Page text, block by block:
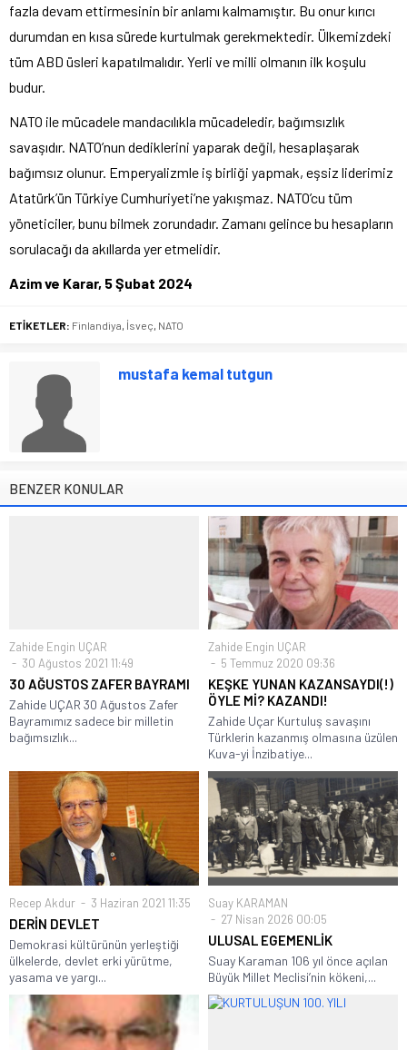
fazla devam ettirmesinin bir anlamı kalmamıştır. Bu onur kırıcı
durumdan en kısa sürede kurtulmak gerekmektedir. Ülkemizdeki
tüm ABD üsleri kapatılmalıdır. Yerli ve milli olmanın ilk koşulu
budur.
NATO ile mücadele mandacılıkla mücadeledir, bağımsızlık
savaşıdır. NATO’nun dediklerini yaparak değil, hesaplaşarak
bağımsız olunur. Emperyalizmle iş birliği yapmak, eşsiz liderimiz
Atatürk’ün Türkiye Cumhuriyeti’ne yakışmaz. NATO’cu tüm
yöneticiler, bunu bilmek zorundadır. Zamanı gelince bu hesapların
sorulacağı da akıllarda yer etmelidir.
Azim ve Karar, 5 Şubat 2024
ETİKETLER: Finlandiya İsveç NATO
mustafa kemal tutgun
BENZER KONULAR
Zahide Engin UÇAR
30 Ağustos 2021 11:49
30 AĞUSTOS ZAFER BAYRAMI
Zahide UÇAR 30 Ağustos Zafer
Bayramımız sadece bir milletin
bağımsızlık...
Zahide Engin UÇAR
5 Temmuz 2020 09:36
KEŞKE YUNAN KAZANSAYDI(!)
ÖYLE Mİ? KAZANDI!
Zahide Uçar Kurtuluş savaşını
Türklerin kazanmış olmasına üzülen
Kuva-yi İnzibatiye...
Recep Akdur 3 Haziran 2021 11:35
DERİN DEVLET
Demokrasi kültürünün yerleştiği
ülkelerde, devlet erki yürütme,
yasama ve yargı...
Suay KARAMAN
27 Nisan 2026 00:05
ULUSAL EGEMENLİK
Suay Karaman 106 yıl önce açılan
Büyük Millet Meclisi’nin kökeni,...